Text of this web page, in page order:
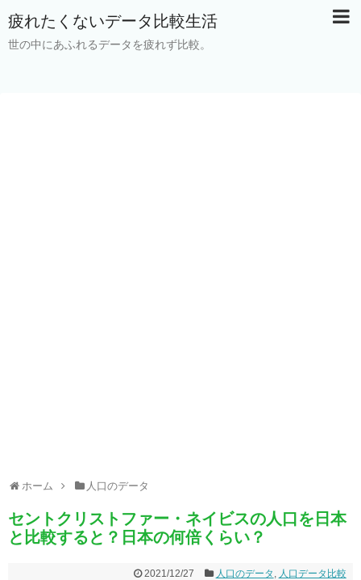
疲れたくないデータ比較生活
世の中にあふれるデータを疲れず比較。
ホーム 人口のデータ
セントクリストファー・ネイビスの人口を日本
と比較すると？日本の何倍くらい？
2021/12/27 人口のデータ , 人口データ比較